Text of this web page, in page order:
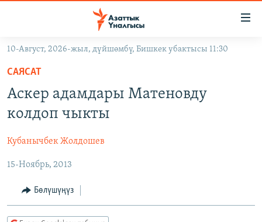
Навигацияга
өтүңүз
Издөөгө
салыңызКЫРГЫЗСТАН
ЭКОНОМИКА
МАДАНИЯТ
ДҮЙНӨ
БОРБОР АЗИЯ
АТАЙЫН ИЛИКТӨӨ
ТВ ПРОГРАММАЛАР
БҮГҮН АЗАТТЫКТА
ПОДКАСТ
ӨЗГӨЧӨ ПИКИР
10-Август, 2026-жыл, дүйшөмбү, Бишкек убактысы 11:30
САЯСАТ
Аскер адамдары Матеновду
колдоп чыкты
Кубанычбек Жолдошев
15-Ноябрь, 2013
Бөлүшүңүз